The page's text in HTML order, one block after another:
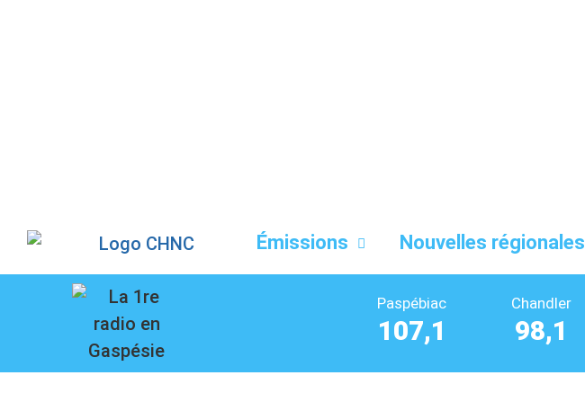
Émissions Nouvelles régionales
Paspébiac
107,1
Chandler
98,1